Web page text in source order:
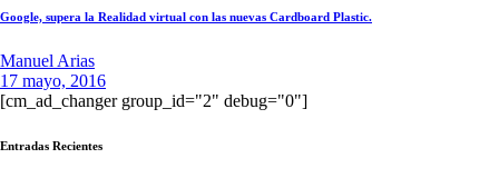
Google, supera la Realidad virtual con las nuevas Cardboard Plastic.
Manuel Arias
17 mayo, 2016
[cm_ad_changer group_id="2" debug="0"]
Entradas Recientes